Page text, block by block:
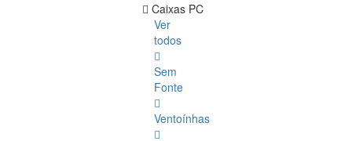
Caixas PC
Ver
todos
Sem
Fonte
Ventoínhas